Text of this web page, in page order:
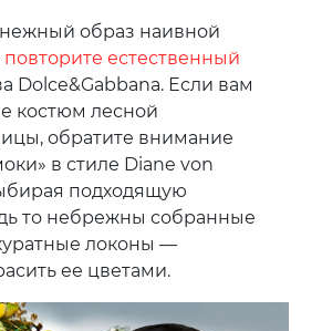
образ наивной
повторите естественный
Dolce&Gabbana. Если вам
костюм лесной
обратите внимание
в стиле Diane von
подходящую
то небрежны собранные
локоны —
ее цветами.